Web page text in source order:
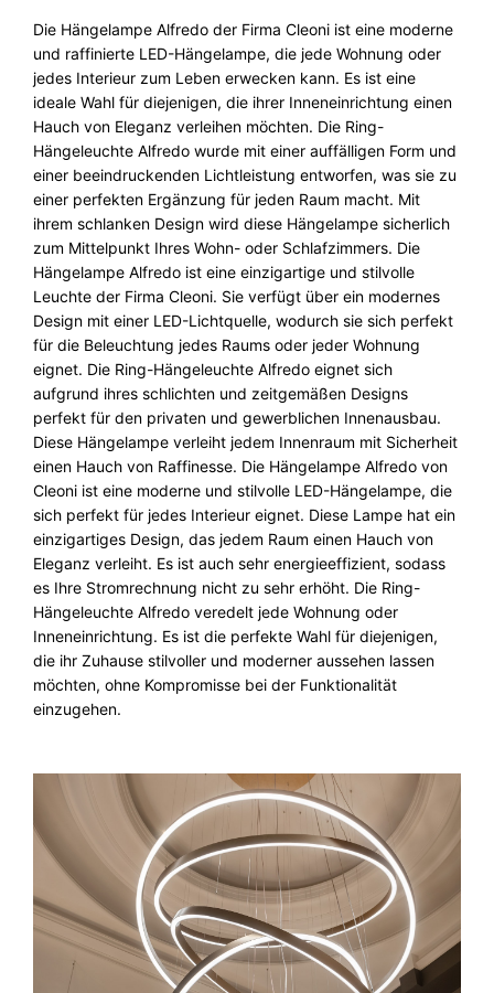
h
t
e
A
l
f
r
e
d
o
M
e
n
g
e
Die Hängelampe Alfredo der Firma Cleoni ist eine moderne
und raffinierte LED-Hängelampe, die jede Wohnung oder
jedes Interieur zum Leben erwecken kann. Es ist eine
ideale Wahl für diejenigen, die ihrer Inneneinrichtung einen
Hauch von Eleganz verleihen möchten. Die Ring-
Hängeleuchte Alfredo wurde mit einer auffälligen Form und
einer beeindruckenden Lichtleistung entworfen, was sie zu
einer perfekten Ergänzung für jeden Raum macht. Mit
ihrem schlanken Design wird diese Hängelampe sicherlich
zum Mittelpunkt Ihres Wohn- oder Schlafzimmers. Die
Hängelampe Alfredo ist eine einzigartige und stilvolle
Leuchte der Firma Cleoni. Sie verfügt über ein modernes
Design mit einer LED-Lichtquelle, wodurch sie sich perfekt
für die Beleuchtung jedes Raums oder jeder Wohnung
eignet. Die Ring-Hängeleuchte Alfredo eignet sich
aufgrund ihres schlichten und zeitgemäßen Designs
perfekt für den privaten und gewerblichen Innenausbau.
Diese Hängelampe verleiht jedem Innenraum mit Sicherheit
einen Hauch von Raffinesse. Die Hängelampe Alfredo von
Cleoni ist eine moderne und stilvolle LED-Hängelampe, die
sich perfekt für jedes Interieur eignet. Diese Lampe hat ein
einzigartiges Design, das jedem Raum einen Hauch von
Eleganz verleiht. Es ist auch sehr energieeffizient, sodass
es Ihre Stromrechnung nicht zu sehr erhöht. Die Ring-
Hängeleuchte Alfredo veredelt jede Wohnung oder
Inneneinrichtung. Es ist die perfekte Wahl für diejenigen,
die ihr Zuhause stilvoller und moderner aussehen lassen
möchten, ohne Kompromisse bei der Funktionalität
einzugehen.